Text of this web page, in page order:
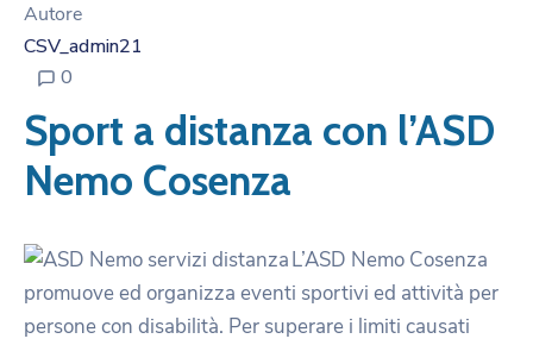
Autore
CSV_admin21
0
Sport a distanza con l’ASD
Nemo Cosenza
L’ASD Nemo Cosenza
promuove ed organizza eventi sportivi ed attività per
persone con disabilità. Per superare i limiti causati